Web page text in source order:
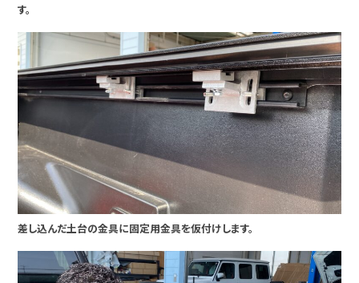
す。
差し込んだ土台の金具に固定用金具を仮付けします。